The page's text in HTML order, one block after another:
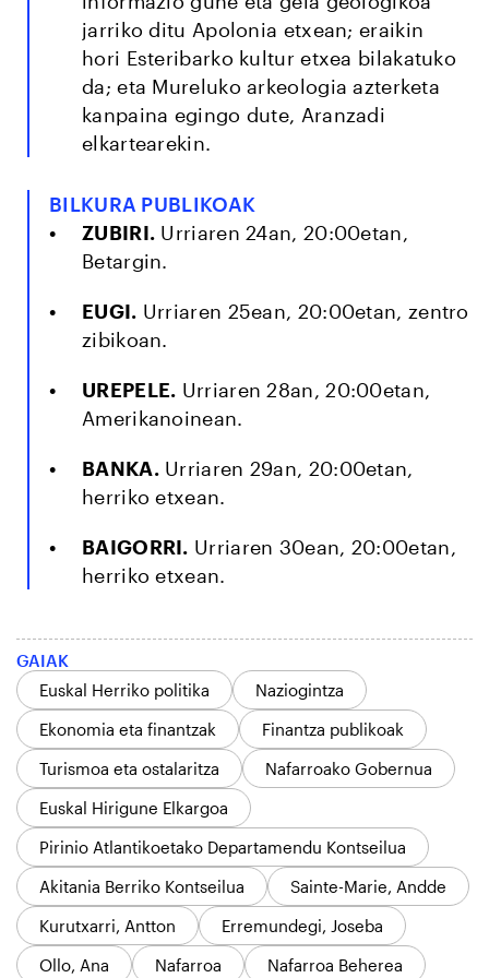
jarriko ditu Apolonia etxean; eraikin
hori Esteribarko kultur etxea bilakatuko
da; eta Mureluko arkeologia azterketa
kanpaina egingo dute, Aranzadi
elkartearekin.
BILKURA PUBLIKOAK
ZUBIRI. Urriaren 24an, 20:00etan,
Betargin.
EUGI. Urriaren 25ean, 20:00etan, zentro
zibikoan.
UREPELE. Urriaren 28an, 20:00etan,
Amerikanoinean.
BANKA.Urriaren 29an, 20:00etan,
herriko etxean.
BAIGORRI. Urriaren 30ean, 20:00etan,
herriko etxean.
GAIAK
Euskal Herriko politika
Naziogintza
Ekonomia eta finantzak
Finantza publikoak
Turismoa eta ostalaritza
Nafarroako Gobernua
Euskal Hirigune Elkargoa
Pirinio Atlantikoetako Departamendu Kontseilua
Akitania Berriko Kontseilua
Sainte-Marie, Andde
Kurutxarri, Antton
Erremundegi, Joseba
Ollo, Ana
Nafarroa Nafarroa Beherea